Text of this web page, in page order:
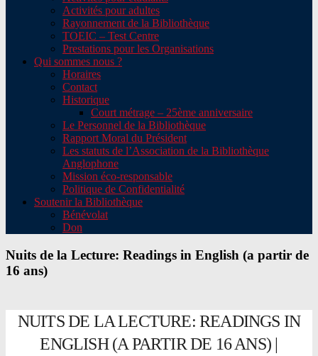
Activités pour adultes
Rayonnement de la Bibliothèque
TOEIC – Test Centre
Prestations pour les Organisations
Qui sommes nous ?
Horaires
Contact
Historique
Court métrage – 25ème anniversaire
Le Personnel de la Bibliothèque
Rapport Moral du Président
Les statuts de l’Association de la Bibliothèque
Anglophone
Mission éco-responsable
Politique de Confidentialité
Soutenir la Bibliothèque
Bénévolat
Don
Nuits de la Lecture: Readings in English (a partir de
16 ans)
NUITS DE LA LECTURE: READINGS IN
ENGLISH (A PARTIR DE 16 ANS) |